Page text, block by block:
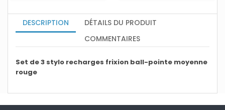
DESCRIPTION
DÉTAILS DU PRODUIT
COMMENTAIRES
Set de 3 stylo recharges frixion ball-pointe moyenne
rouge